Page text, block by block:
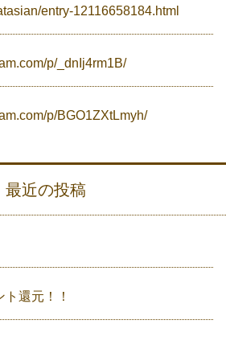
entry-12116658184.html
p/_dnIj4rm1B/
p/BGO1ZXtLmyh/
最近の投稿
還元！！